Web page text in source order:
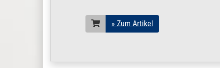
3 x 40 | 100 Stück
160.1210 Spanplatten Schraube 3 x 40
3,5 x 16 | 1 Stück
» Zum Artikel